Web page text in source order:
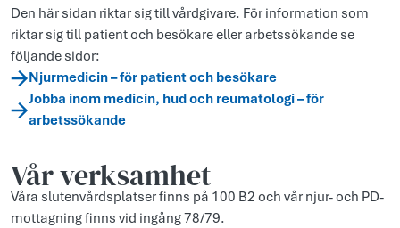
Den här sidan riktar sig till vårdgivare. För information som
riktar sig till patient och besökare eller arbetssökande se
följande sidor:
Njurmedicin – för patient och besökare
Jobba inom medicin, hud och reumatologi – för
arbetssökande
Vår verksamhet
Våra slutenvårdsplatser finns på 100 B2 och vår njur- och PD-
mottagning finns vid ingång 78/79.